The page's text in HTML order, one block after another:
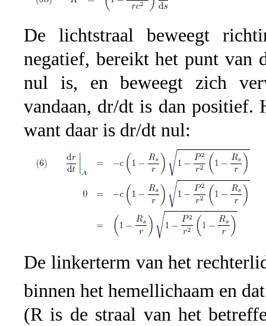
De lichtstraal beweegt
negatief, bereikt het punt van
nul is, en beweegt zich
vandaan, dr/dt is dan positief.
want daar is dr/dt nul:
De linkerterm van het
binnen het hemellichaam en
(R is de straal van het